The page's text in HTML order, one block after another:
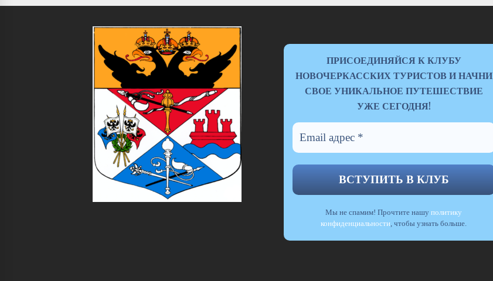
ПРИСОЕДИНЯЙСЯ К КЛУБУ
НОВОЧЕРКАССКИХ ТУРИСТОВ И НАЧНИ
СВОЕ УНИКАЛЬНОЕ ПУТЕШЕСТВИЕ
УЖЕ СЕГОДНЯ!
Email
адрес
*
Мы не спамим! Прочтите нашуполитику
конфиденциальности , чтобы узнать больше.